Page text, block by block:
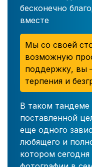
бесконечно
вместе
Мы со своей
возможную
поддержку, вы
терпения и
В таком
поставленной
еще одного
любящего и
котором